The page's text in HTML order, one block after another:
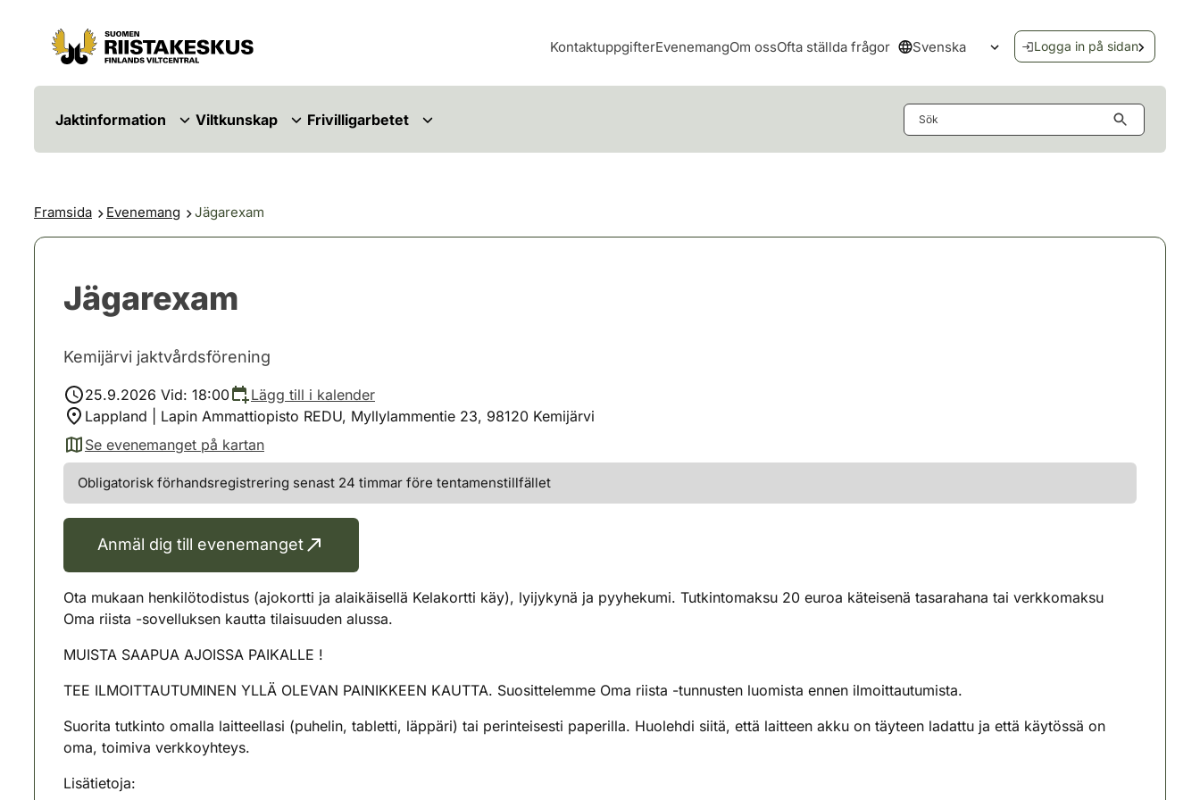
Hoppa till innehåll
Gå till webbplatskartan
KontaktuppgifterEvenemangOm ossOfta ställda frågor Svenska
Öppna språkmenyn
Logga in på sidan
Jaktinformation Viltkunskap Frivilligarbetet
Framsida Evenemang Jägarexam
Jägarexam
Kemijärvi jaktvårdsförening
25.9.2026 Vid: 18:00
Lägg till i kalender
Lappland | Lapin Ammattiopisto REDU, Myllylammentie 23, 98120 Kemijärvi
Se evenemanget på kartan
(avautuu uuteen välilehteen)
Obligatorisk förhandsregistrering senast 24 timmar före tentamenstillfället
Anmäl dig till evenemanget
Ota mukaan henkilötodistus (ajokortti ja alaikäisellä Kelakortti käy), lyijykynä ja pyyhekumi. Tutkintomaksu 20 euroa käteisenä tasarahana tai verkkomaksu
Oma riista -sovelluksen kautta tilaisuuden alussa.
MUISTA SAAPUA AJOISSA PAIKALLE !
TEE ILMOITTAUTUMINEN YLLÄ OLEVAN PAINIKKEEN KAUTTA. Suosittelemme Oma riista -tunnusten luomista ennen ilmoittautumista.
Suorita tutkinto omalla laitteellasi (puhelin, tabletti, läppäri) tai perinteisesti paperilla. Huolehdi siitä, että laitteen akku on täyteen ladattu ja että käytössä on
oma, toimiva verkkoyhteys.
Lisätietoja: